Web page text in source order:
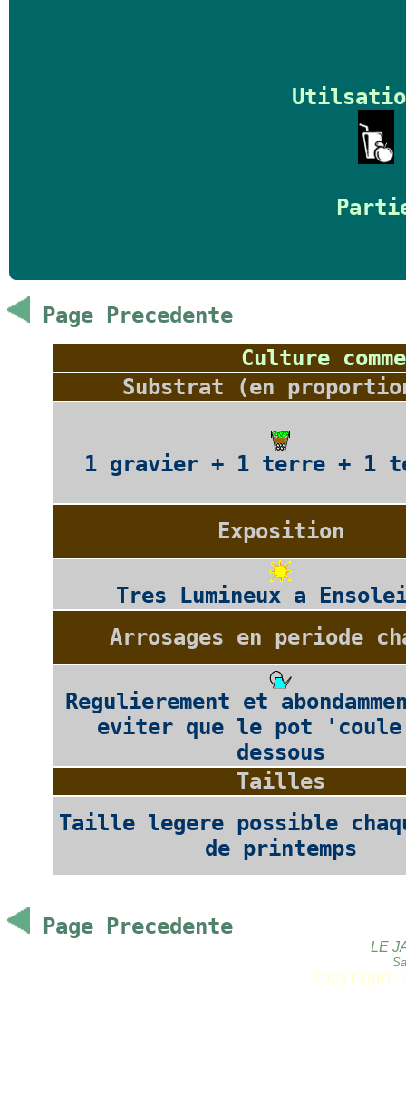
Page Precedente
Culture
Substrat (en
1 gravier + 1 terre + 1
Exposition
Tres Lumineux a
Arrosages en periode
Regulierement et
eviter que le pot
dessous
Tailles
Taille legere possible
de printemps
Page Precedente
LE
Copyright